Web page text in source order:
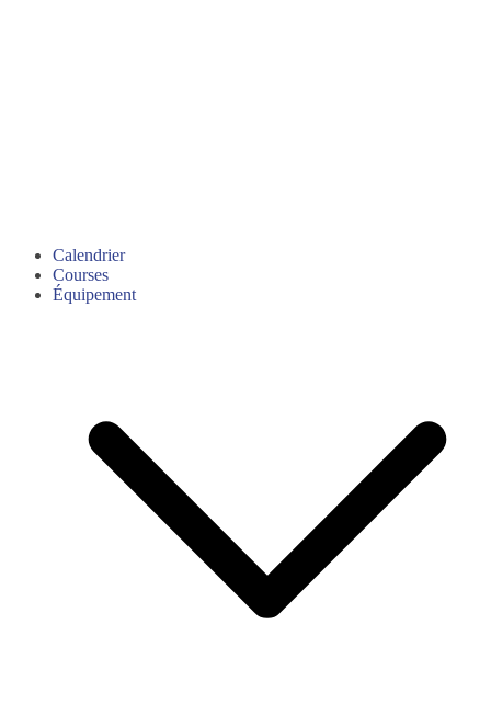
Calendrier
Courses
Équipement